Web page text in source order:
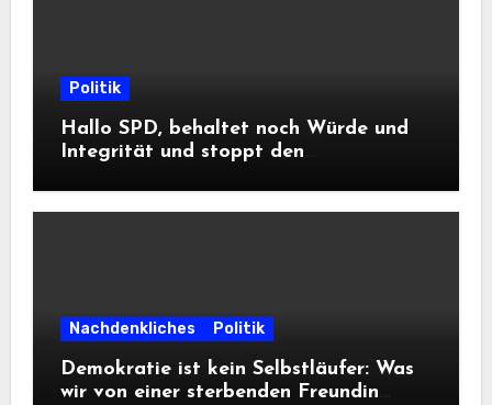
Politik
Hallo SPD, behaltet noch Würde und
Integrität und stoppt den
Informationsfreiheit!
Nachdenkliches Politik
Demokratie ist kein Selbstläufer: Was
wir von einer sterbenden Freundin